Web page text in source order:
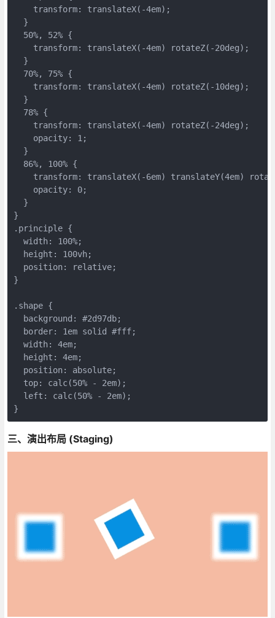
    transform: translateX(-4em);
  }
  50%, 52% {
    transform: translateX(-4em) rotateZ(-20deg);
  }
  70%, 75% {
    transform: translateX(-4em) rotateZ(-10deg);
  }
  78% {
    transform: translateX(-4em) rotateZ(-24deg);
    opacity: 1;
  }
  86%, 100% {
transform: translateX(-6em) translateY(4em)
    opacity: 0;
  }
}
.principle {
  width: 100%;
  height: 100vh;
  position: relative;
}
.shape {
  background: #2d97db;
  border: 1em solid #fff;
  width: 4em;
  height: 4em;
  position: absolute;
  top: calc(50% - 2em);
  left: calc(50% - 2em);
}
三、演出布局 (Staging)